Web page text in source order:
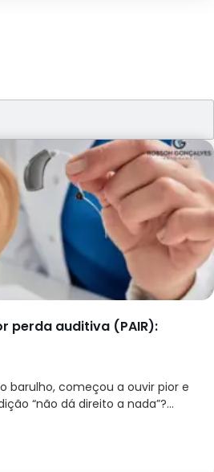
perda auditiva (PAIR):
barulho, começou a ouvir pior e
“não dá direito a nada”?...